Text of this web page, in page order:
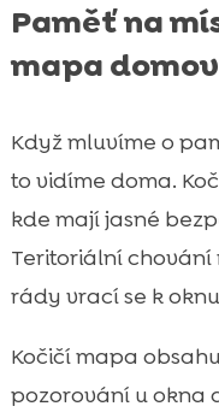
Paměť na
mapa
Když mluvíme o
to vidíme doma.
kde mají jasné
Teritoriální
rády vrací se k
Kočičí mapa
pozorování u okna